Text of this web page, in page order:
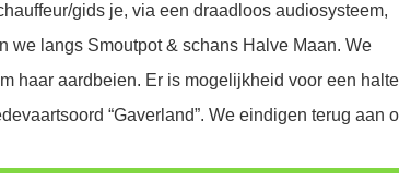
gids je, via een draadloos audiosysteem,
we langs Smoutpot & schans Halve Maan. We
haar aardbeien. Er is mogelijkheid voor een
“Gaverland”. We eindigen terug aan